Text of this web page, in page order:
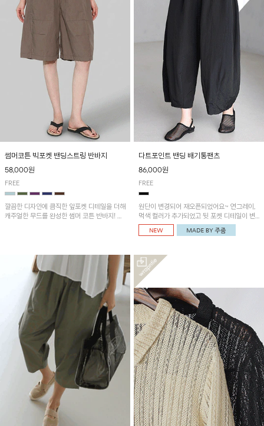
썸머코튼 빅포켓 밴딩스트링 반바지
58,000원
FREE
깔끔한 디자인에 큼직한 앞포켓 디테일을 더해
캐주얼한 무드를 완성한 썸머 코튼 반바지! 허
다트포인트 밴딩 배기통팬츠
86,000원
FREE
원단이 변경되어 재오픈되었어요~ 연그레이,
먹색 컬러가 추가되었고 뒷 포켓 디테일이 변
경되었습니다~가볍고 시원하게 착용되는 배
기통팬츠! 허리밴딩과 여유로운 통으로 편안해